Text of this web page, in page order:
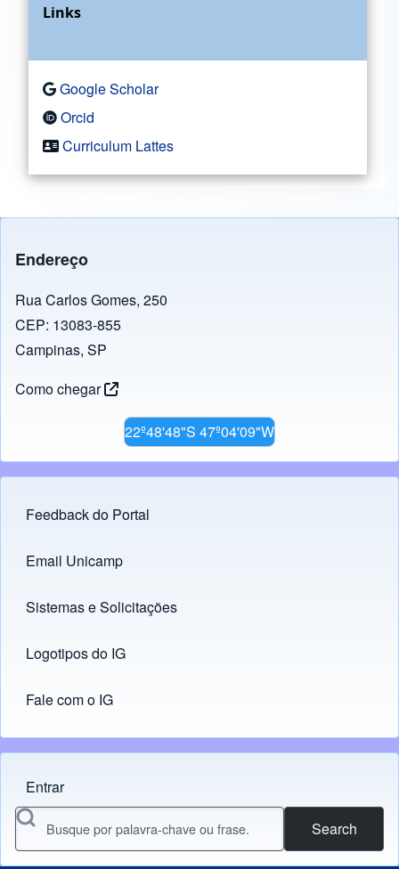
Links
Google Scholar
Orcid
Curriculum Lattes
Endereço
Rua Carlos Gomes, 250
CEP: 13083-855
Campinas, SP
Como chegar
22º48'48"S 47º04'09"W
Footer menu
Feedback do Portal
Links
Email Unicamp
(opens in new tab)
Sistemas e Solicitações
(opens in new tab)
Logotipos do IG
(opens in new tab)
Fale com o IG
Menu do usuário
Entrar
Search